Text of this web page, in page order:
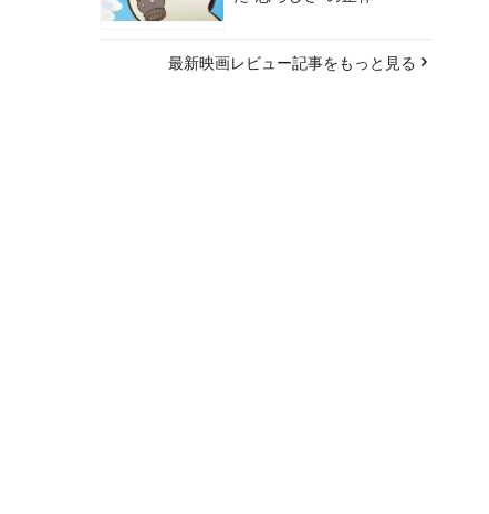
最新映画レビュー記事をもっと見る